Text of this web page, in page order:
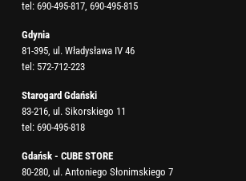
tel: 690-495-817, 690-495-815
Gdynia
81-395, ul. Władysława IV 46
tel: 572-712-223
Starogard Gdański
83-216, ul. Sikorskiego 11
tel: 690-495-818
Gdańsk - CUBE STORE
80-280, ul. Antoniego Słonimskiego 7